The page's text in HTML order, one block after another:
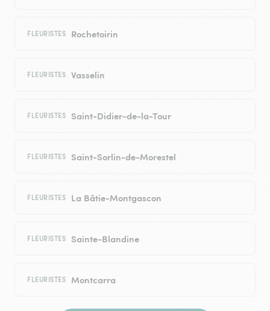
FLEURISTES Rochetoirin
FLEURISTES Vasselin
FLEURISTES Saint-Didier-de-la-Tour
FLEURISTES Saint-Sorlin-de-Morestel
FLEURISTES La Bâtie-Montgascon
FLEURISTES Sainte-Blandine
FLEURISTES Montcarra